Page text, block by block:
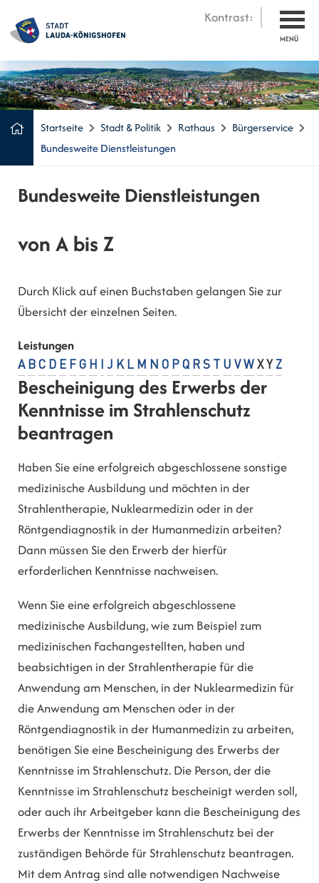
Kontrast:
MENÜ
Startseite Stadt & Politik Rathaus
Bürgerservice
Bundesweite Dienstleistungen
Bundesweite Dienstleistungen
von A bis Z
Durch Klick auf einen Buchstaben gelangen Sie zur
Übersicht der einzelnen Seiten.
Leistungen
A B C D E F G H J K L M N O P Q R S U V W X Y Z
Bescheinigung des Erwerbs der
Kenntnisse im Strahlenschutz
beantragen
Haben Sie eine erfolgreich abgeschlossene sonstige
medizinische Ausbildung und möchten in der
Strahlentherapie, Nuklearmedizin oder in der
Röntgendiagnostik in der Humanmedizin arbeiten?
Dann müssen Sie den Erwerb der hierfür
erforderlichen Kenntnisse nachweisen.
Wenn Sie eine erfolgreich abgeschlossene
medizinische Ausbildung, wie zum Beispiel zum
medizinischen Fachangestellten, haben und
beabsichtigen in der Strahlentherapie für die
Anwendung am Menschen, in der Nuklearmedizin für
die Anwendung am Menschen oder in der
Röntgendiagnostik in der Humanmedizin zu arbeiten,
benötigen Sie eine Bescheinigung des Erwerbs der
Kenntnisse im Strahlenschutz. Die Person, der die
Kenntnisse im Strahlenschutz bescheinigt werden soll,
oder auch ihr Arbeitgeber kann die Bescheinigung des
Erwerbs der Kenntnisse im Strahlenschutz bei der
zuständigen Behörde für Strahlenschutz beantragen.
Mit dem Antrag sind alle notwendigen Nachweise